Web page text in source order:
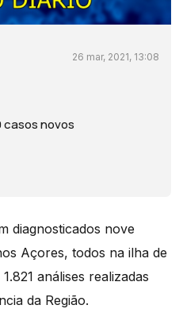
26 mar, 2021, 13:08
casos novos
diagnosticados nove
Açores, todos na ilha de
análises realizadas
da Região.